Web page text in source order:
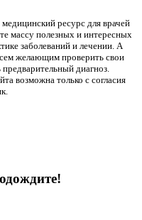
ресурс для врачей
массу полезных и интересных
заболеваний и лечении. А
желающим проверить свои
диагноз.
возможна только с согласия